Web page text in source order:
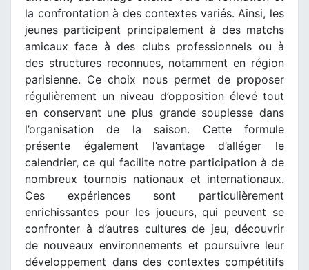
la confrontation à des contextes variés. Ainsi, les
jeunes participent principalement à des matchs
amicaux face à des clubs professionnels ou à
des structures reconnues, notamment en région
parisienne. Ce choix nous permet de proposer
régulièrement un niveau d’opposition élevé tout
en conservant une plus grande souplesse dans
l’organisation de la saison. Cette formule
présente également l’avantage d’alléger le
calendrier, ce qui facilite notre participation à de
nombreux tournois nationaux et internationaux.
Ces expériences sont particulièrement
enrichissantes pour les joueurs, qui peuvent se
confronter à d’autres cultures de jeu, découvrir
de nouveaux environnements et poursuivre leur
développement dans des contextes compétitifs